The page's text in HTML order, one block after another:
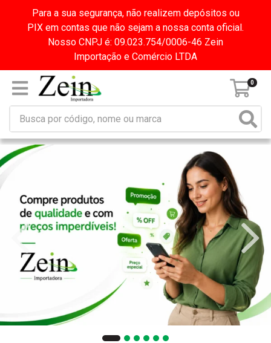
Para a sua segurança, não realizem depósitos ou
PIX em contas que não sejam a nossa conta oficial.
Nosso CNPJ é: 09.023.754/0006-46 Zein
Importação e Comércio LTDA
0